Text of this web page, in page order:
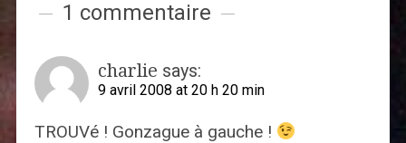
1 commentaire
charlie says:
9 avril 2008 at 20 h 20 min
TROUVé ! Gonzague à gauche !